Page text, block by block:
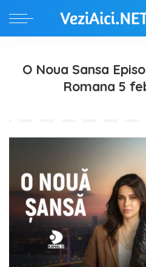
O Noua Sansa
Romana 5